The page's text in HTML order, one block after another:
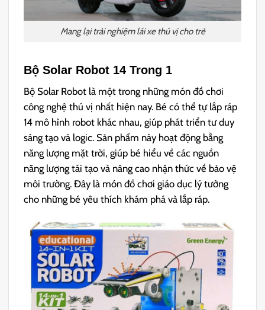
Mang lại trải nghiệm lái xe thú vị cho trẻ
Bộ Solar Robot 14 Trong 1
Bộ Solar Robot là một trong những món đồ chơi
công nghệ thú vị nhất hiện nay. Bé có thể tự lắp ráp
14 mô hình robot khác nhau, giúp phát triển tư duy
sáng tạo và logic. Sản phẩm này hoạt động bằng
năng lượng mặt trời, giúp bé hiểu về các nguồn
năng lượng tái tạo và nâng cao nhận thức về bảo vệ
môi trường. Đây là món đồ chơi giáo dục lý tưởng
cho những bé yêu thích khám phá và lắp ráp.